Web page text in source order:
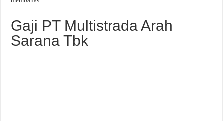
Gaji PT Multistrada Arah
Sarana Tbk